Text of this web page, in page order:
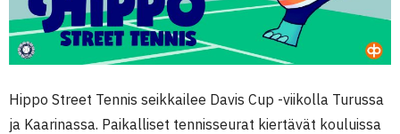
Hippo Street Tennis seikkailee Davis Cup -viikolla Turussa
ja Kaarinassa. Paikalliset tennisseurat kiertävät kouluissa